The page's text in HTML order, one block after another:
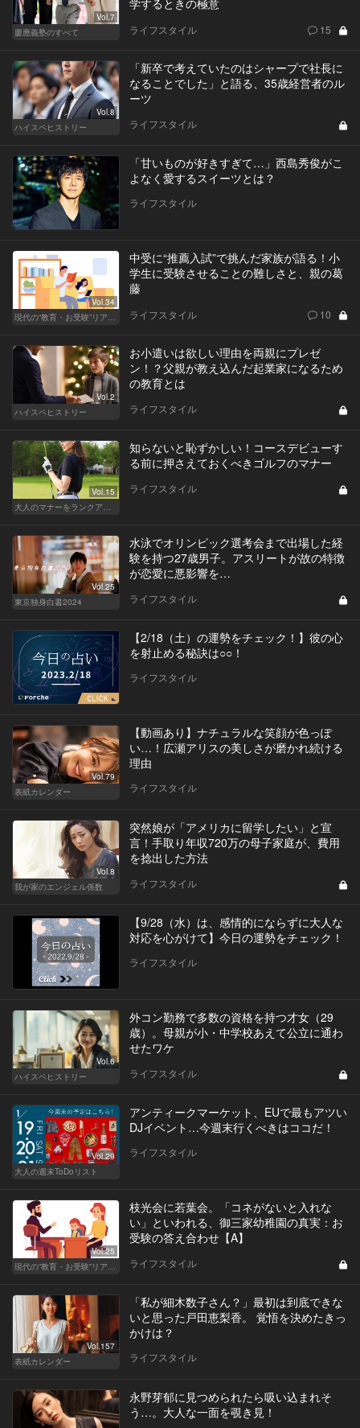
Vol.7
慶應義塾のすべて
ライフスタイル 15
Vol.8
ハイスペヒストリー
「新卒で考えていたのはシャープで社長に
なることでした」と語る、35歳経営者のル
ーツ
ライフスタイル
「甘いものが好きすぎて…」西島秀俊がこ
よなく愛するスイーツとは？
ライフスタイル
Vol.34
現代の“教育・お受験”リアルドキュメント
中受に“推薦入試”で挑んだ家族が語る！小
学生に受験させることの難しさと、親の葛
藤
ライフスタイル 10
Vol.2
ハイスペヒストリー
お小遣いは欲しい理由を両親にプレゼ
ン！？父親が教え込んだ起業家になるため
の教育とは
ライフスタイル
Vol.15
知らないと恥ずかしい！コースデビューす
る前に押さえておくべきゴルフのマナー
ライフスタイル
Vol.25
東京独身白書2024
水泳でオリンピック選考会まで出場した経
験を持つ27歳男子。アスリートが故の特徴
が恋愛に悪影響を…
ライフスタイル
【2/18（土）の運勢をチェック！】彼の心
を射止める秘訣は○○！
ライフスタイル
Vol.79
表紙カレンダー
【動画あり】ナチュラルな笑顔が色っぽ
い…！広瀬アリスの美しさが磨かれ続ける
理由
ライフスタイル
Vol.8
我が家のエンジェル係数
突然娘が「アメリカに留学したい」と宣
言！手取り年収720万の母子家庭が、費用
を捻出した方法
ライフスタイル
【9/28（水）は、感情的にならずに大人な
対応を心がけて】今日の運勢をチェック！
ライフスタイル
Vol.6
ハイスペヒストリー
外コン勤務で多数の資格を持つ才女（29
歳）。母親が小・中学校あえて公立に通わ
せたワケ
ライフスタイル
Vol.29
大人の週末ToDoリスト
アンティークマーケット、EUで最もアツい
DJイベント…今週末行くべきはココだ！
ライフスタイル
Vol.25
枝光会に若葉会。「コネがないと入れな
い」といわれる、御三家幼稚園の真実：お
受験の答え合わせ【A】
ライフスタイル
Vol.157
表紙カレンダー
「私が細木数子さん？」最初は到底できな
いと思った戸田恵梨香。 覚悟を決めたきっ
かけは？
ライフスタイル
永野芽郁に見つめられたら吸い込まれそ
う…。大人な一面を覗き見！